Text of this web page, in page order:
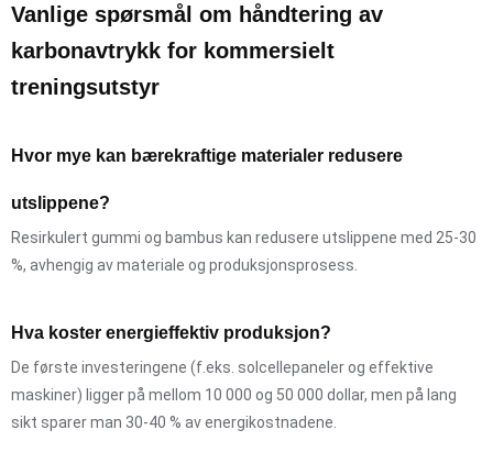
Vanlige spørsmål om håndtering av
karbonavtrykk for kommersielt
treningsutstyr
Hvor mye kan bærekraftige materialer redusere
utslippene?
Resirkulert gummi og bambus kan redusere utslippene med 25-30
%, avhengig av materiale og produksjonsprosess.
Hva koster energieffektiv produksjon?
De første investeringene (f.eks. solcellepaneler og effektive
maskiner) ligger på mellom 10 000 og 50 000 dollar, men på lang
sikt sparer man 30-40 % av energikostnadene.